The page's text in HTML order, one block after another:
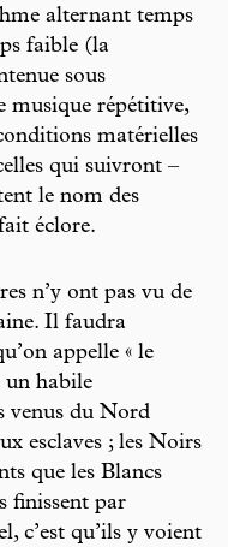
alternant temps
faible (la
sous
musique répétitive,
matérielles
qui suivront –
le nom des
éclore.
n’y ont pas vu de
Il faudra
appelle « le
un habile
venus du Nord
esclaves ; les Noirs
que les Blancs
finissent par
c’est qu’ils y voient